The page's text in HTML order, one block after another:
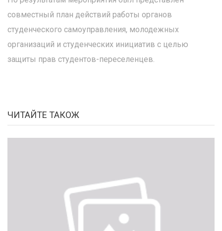
совместный план действий работы органов
студенческого самоуправления, молодежных
организаций и студенческих инициатив с целью
защиты прав студентов-переселенцев.
ЧИТАЙТЕ ТАКОЖ